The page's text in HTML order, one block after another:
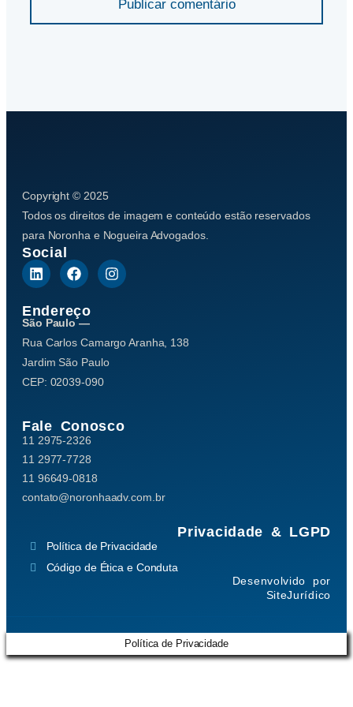
Publicar comentário
Copyright © 2025
Todos os direitos de imagem e conteúdo estão reservados
para Noronha e Nogueira Advogados.
Social
Endereço
São Paulo —
Rua Carlos Camargo Aranha, 138
Jardim São Paulo
CEP: 02039-090
Fale Conosco
11 2975-2326
11 2977-7728
11 96649-0818
contato@noronhaadv.com.br
Privacidade & LGPD
Política de Privacidade
Código de Ética e Conduta
Desenvolvido por
SiteJurídico
Política de Privacidade